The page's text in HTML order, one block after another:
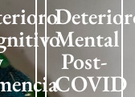
Mental
Post-
COVID